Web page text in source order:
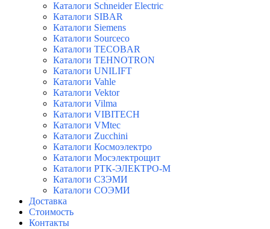
Каталоги Schneider Electric
Каталоги SIBAR
Каталоги Siemens
Каталоги Sourceco
Каталоги TECOBAR
Каталоги TEHNOTRON
Каталоги UNILIFT
Каталоги Vahle
Каталоги Vektor
Каталоги Vilma
Каталоги VIBITECH
Каталоги VMtec
Каталоги Zucchini
Каталоги Космоэлектро
Каталоги Мосэлектрощит
Каталоги РТК-ЭЛЕКТРО-М
Каталоги СЗЭМИ
Каталоги СОЭМИ
Доставка
Стоимость
Контакты